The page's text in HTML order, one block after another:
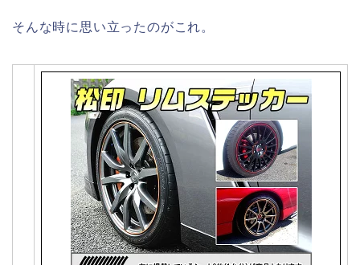
そんな時に思い立ったのがこれ。